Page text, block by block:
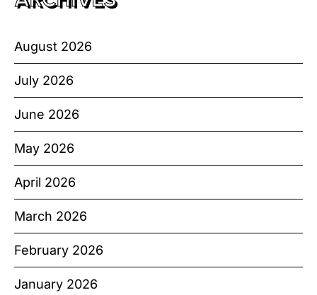
August 2026
July 2026
June 2026
May 2026
April 2026
March 2026
February 2026
January 2026